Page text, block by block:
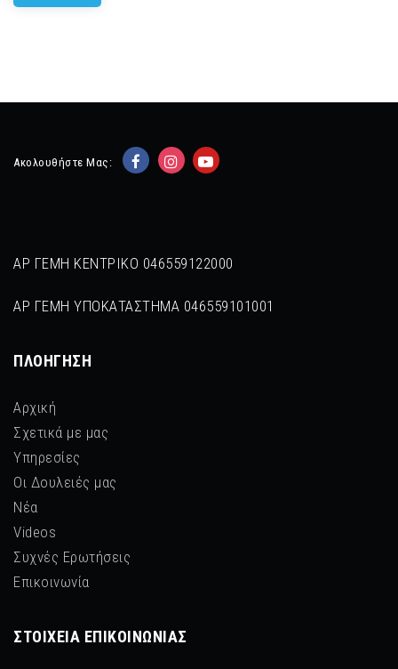
Ακολουθήστε Μας:
ΑΡ ΓΕΜΗ ΚΕΝΤΡΙΚΟ 046559122000
ΑΡ ΓΕΜΗ ΥΠΟΚΑΤΑΣΤΗΜΑ 046559101001
ΠΛΟΉΓΗΣΗ
Αρχική
Σχετικά με μας
Υπηρεσίες
Οι Δουλειές μας
Νέα
Videos
Συχνές Ερωτήσεις
Επικοινωνία
ΣΤΟΙΧΕΊΑ ΕΠΙΚΟΙΝΩΝΊΑΣ